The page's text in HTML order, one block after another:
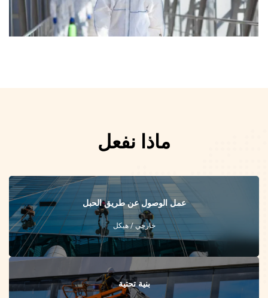
ماذا نفعل
عمل الوصول عن طريق الحبل
خارجي / هيكل
بنية تحتية